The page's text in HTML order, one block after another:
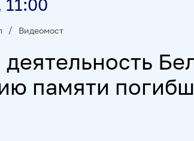
11:00
Видеомост
памяти